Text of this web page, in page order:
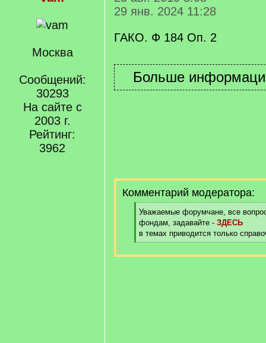
Москва
Сообщений:
30293
На сайте с
2003 г.
Рейтинг:
3962
29 янв. 2024 11:28
ГАКО. Ф 184 Оп. 2
Комментарий модератора:
[
q
]
Уважаемые форумчане, все
фондам, задавайте - ЗДЕСЬ
в темах приводится только
[
/